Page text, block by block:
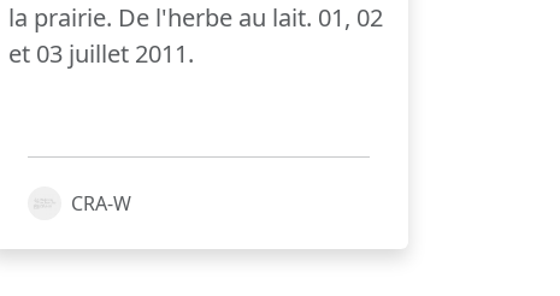
la prairie. De l'herbe au lait. 01, 02
et 03 juillet 2011.
CRA-W